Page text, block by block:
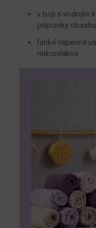
v boji s vodným
prípravky
ľahké vápenné
mikrovlákna